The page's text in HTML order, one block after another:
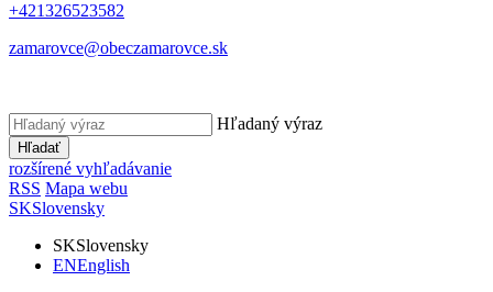
+421326523582
zamarovce@obeczamarovce.sk
Hľadaný výraz
Hľadať
rozšírené vyhľadávanie
RSS Mapa webu
SKSlovensky
SKSlovensky
ENEnglish